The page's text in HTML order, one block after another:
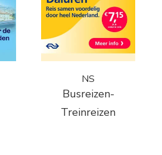
NS
Busreizen-
Treinreizen